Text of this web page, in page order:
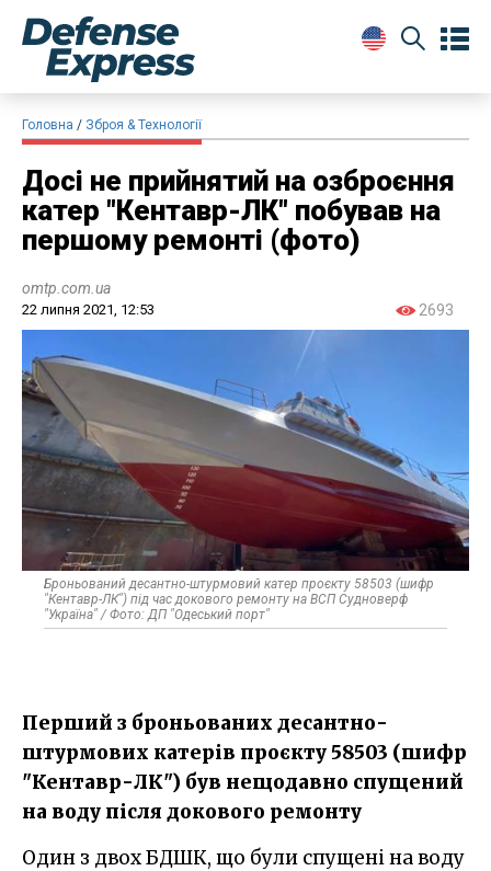
Головна Зброя & Технології
Досі не прийнятий на озброєння
катер "Кентавр-ЛК" побував на
першому ремонті (фото)
omtp.com.ua
22 липня 2021, 12:53 2693
Броньований десантно-штурмовий катер проєкту 58503 (шифр
"Кентавр-ЛК") під час докового ремонту на ВСП Судноверф
"Україна" / Фото: ДП "Одеський порт"
Перший з броньованих десантно-
штурмових катерів проєкту 58503 (шифр
"Кентавр-ЛК") був нещодавно спущений
на воду після докового ремонту
Один з двох БДШК, що були спущені на воду